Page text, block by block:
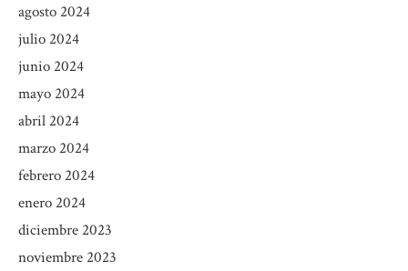
agosto 2024
julio 2024
junio 2024
mayo 2024
abril 2024
marzo 2024
febrero 2024
enero 2024
diciembre 2023
noviembre 2023